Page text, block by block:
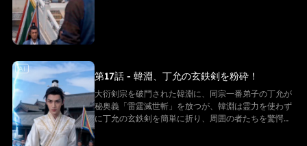
AI
第17話 - 韓淵、丁允の玄鉄剣を粉砕！
大衍剣宗を破門された韓淵に、同宗一番弟子の丁允が
秘奥義「雷霆滅世斬」を放つが、韓淵は霊力を使わず
に丁允の玄鉄剣を簡単に折り、周囲の者たちを驚愕さ
せる衝撃的な展開が見どころです！